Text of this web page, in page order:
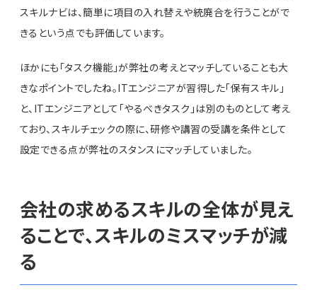
スキルナビは、簡単に項目の入れ替えや統廃合を行うことがで
きるという点でも評価しています。
ほかにも「タスク機能」が弊社の考えとマッチしていることも大
きなポイントでしたね。ITエンジニアが習得した「保有スキル」
と、ITエンジニアとして「やるべきタスク」は別のものとして考え
ており、スキルチェックの際に、研修や講習の受講を条件として
設定できる点が弊社のスタンスにマッチしていました。
会社の求めるスキルの全体が見え
ることで、スキルのミスマッチが減
る